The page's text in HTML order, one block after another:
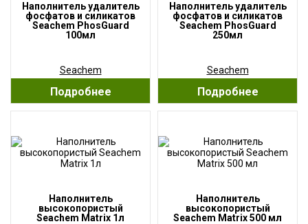
Наполнитель удалитель
фосфатов и силикатов
Seachem PhosGuard
100мл
Seachem
Подробнее
Наполнитель удалитель
фосфатов и силикатов
Seachem PhosGuard
250мл
Seachem
Подробнее
Наполнитель
высокопористый
Seachem Matrix 1л
Наполнитель
высокопористый
Seachem Matrix 500 мл